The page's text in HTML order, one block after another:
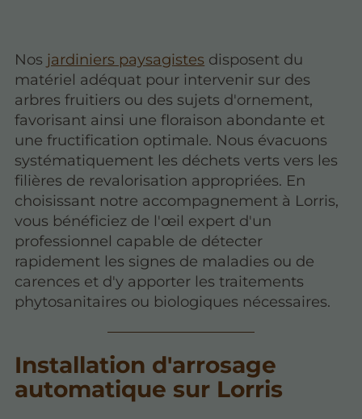
Nos jardiniers paysagistes disposent du
matériel adéquat pour intervenir sur des
arbres fruitiers ou des sujets d'ornement,
favorisant ainsi une floraison abondante et
une fructification optimale. Nous évacuons
systématiquement les déchets verts vers les
filières de revalorisation appropriées. En
choisissant notre accompagnement à Lorris,
vous bénéficiez de l'œil expert d'un
professionnel capable de détecter
rapidement les signes de maladies ou de
carences et d'y apporter les traitements
phytosanitaires ou biologiques nécessaires.
Installation d'arrosage
automatique sur Lorris